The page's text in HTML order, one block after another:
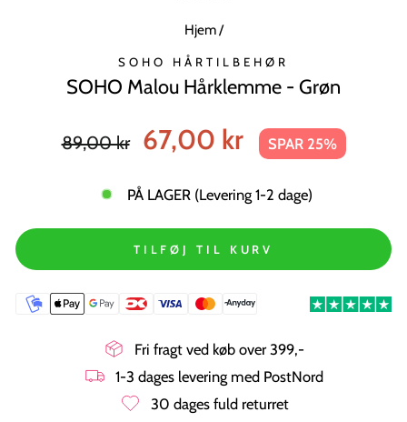
Hjem/
SOHO HÅRTILBEHØR
SOHO Malou Hårklemme - Grøn
pris
89,00 kr
Tilbudspris
67,00 kr SPAR 25%
PÅ LAGER (Levering 1-2 dage)
TILFØJ TIL KURV
Fri fragt ved køb over 399,-
1-3 dages levering med PostNord
30 dages fuld returret